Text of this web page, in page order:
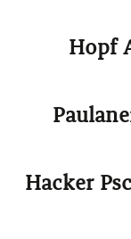
Hopf
Hacker